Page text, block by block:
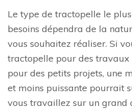
Le type de tractopelle le
besoins dépendra de la
vous souhaitez réaliser. Si
tractopelle pour des travaux
pour des petits projets, une
et moins puissante pourrait
vous travaillez sur un grand